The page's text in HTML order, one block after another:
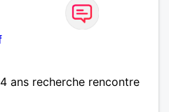
ans recherche rencontre